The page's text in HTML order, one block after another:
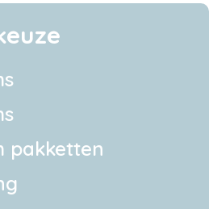
pakketten